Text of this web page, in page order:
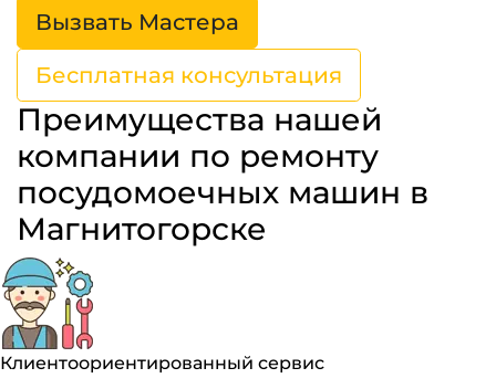
Вызвать Мастера
Бесплатная консультация
Преимущества нашей
компании по ремонту
посудомоечных машин в
Магнитогорске
Клиентоориентированный сервис